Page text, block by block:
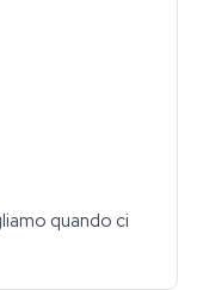
quando ci